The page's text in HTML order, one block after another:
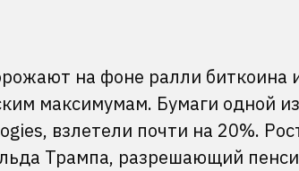
на фоне ралли биткоина
максимумам. Бумаги одной
взлетели почти на 20%.
Трампа, разрешающий